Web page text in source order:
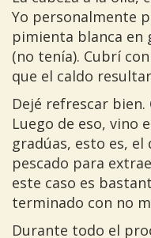
Yo personalmente
pimienta blanca en
(no tenía). Cubrí
que el caldo
Dejé refrescar bien.
Luego de eso, vino
gradúas, esto es,
pescado para
este caso es
terminado con no
Durante todo el